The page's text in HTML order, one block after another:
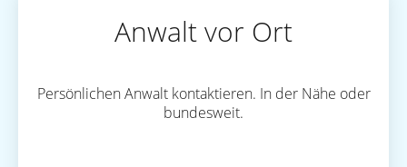
Anwalt vor Ort
Persönlichen Anwalt kontaktieren. In der Nähe oder
bundesweit.